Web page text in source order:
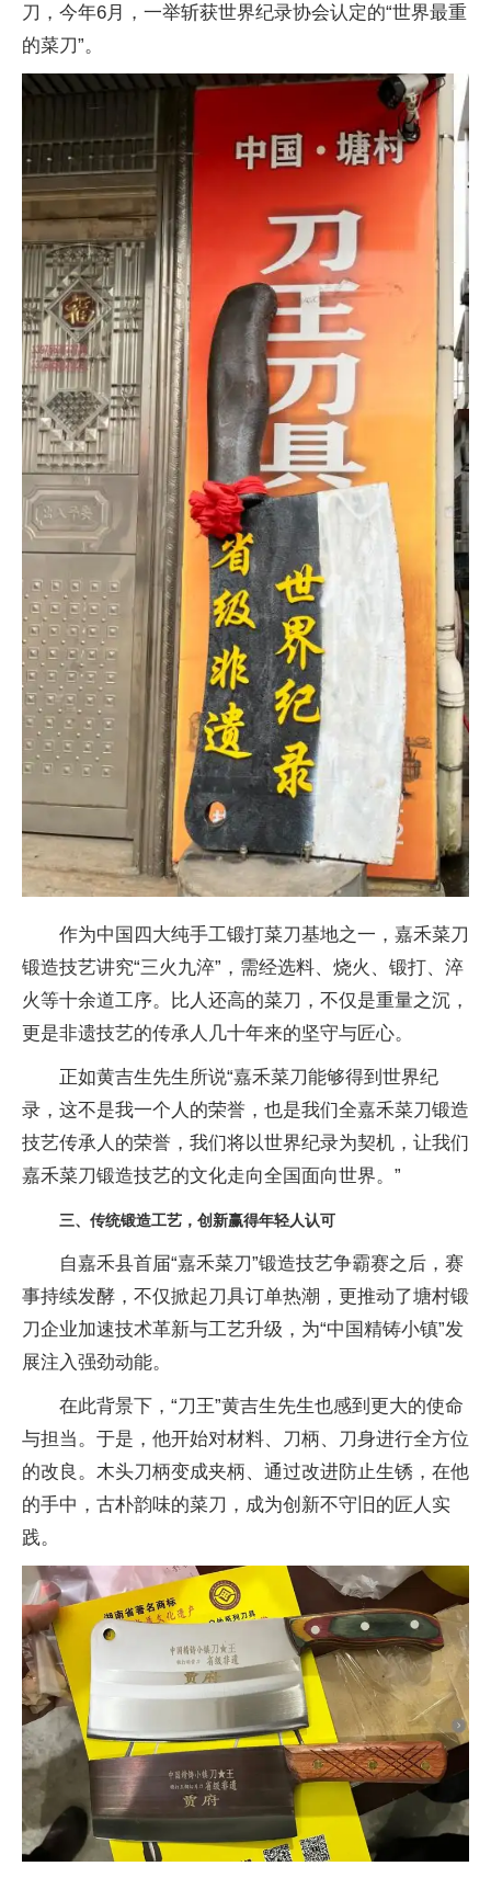
刀，今年6月，一举斩获世界纪录协会认定的“世界最重
的菜刀”。
作为中国四大纯手工锻打菜刀基地之一，嘉禾菜刀
锻造技艺讲究“三火九淬”，需经选料、烧火、锻打、淬
火等十余道工序。比人还高的菜刀，不仅是重量之沉，
更是非遗技艺的传承人几十年来的坚守与匠心。
正如黄吉生先生所说“嘉禾菜刀能够得到世界纪
录，这不是我一个人的荣誉，也是我们全嘉禾菜刀锻造
技艺传承人的荣誉，我们将以世界纪录为契机，让我们
嘉禾菜刀锻造技艺的文化走向全国面向世界。”
三、传统锻造工艺，创新赢得年轻人认可
自嘉禾县首届“嘉禾菜刀”锻造技艺争霸赛之后，赛
事持续发酵，不仅掀起刀具订单热潮，更推动了塘村锻
刀企业加速技术革新与工艺升级，为“中国精铸小镇”发
展注入强劲动能。
在此背景下，“刀王”黄吉生先生也感到更大的使命
与担当。于是，他开始对材料、
刀柄、
刀身进行全方位
的改良。木头刀柄变成夹柄、通过改进防止生锈，在他
的手中，古朴韵味的菜刀，成为创新不守旧的匠人实
践。